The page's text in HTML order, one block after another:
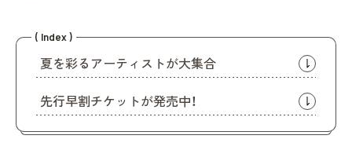
( Index )
夏を彩るアーティストが大集合
先行早割チケットが発売中！